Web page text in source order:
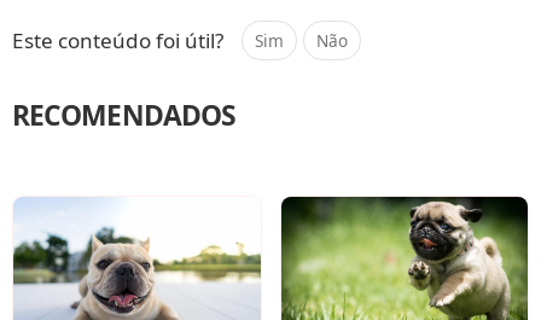
Este conteúdo foi útil? Sim Não
RECOMENDADOS